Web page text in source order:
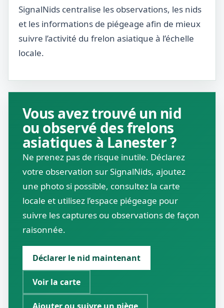
SignalNids centralise les observations, les nids
et les informations de piégeage afin de mieux
suivre l’activité du frelon asiatique à l’échelle
locale.
Vous avez trouvé un nid
ou observé des frelons
asiatiques à Lanester ?
Ne prenez pas de risque inutile. Déclarez
votre observation sur SignalNids, ajoutez
une photo si possible, consultez la carte
locale et utilisez l’espace piégeage pour
suivre les captures ou observations de façon
raisonnée.
Déclarer le nid maintenant
Voir la carte